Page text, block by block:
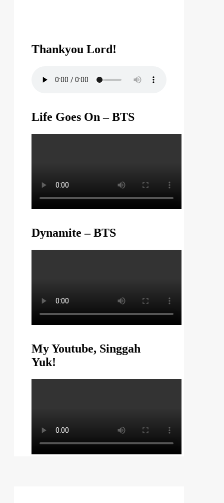
Thankyou Lord!
Life Goes On – BTS
Dynamite – BTS
My Youtube, Singgah
Yuk!